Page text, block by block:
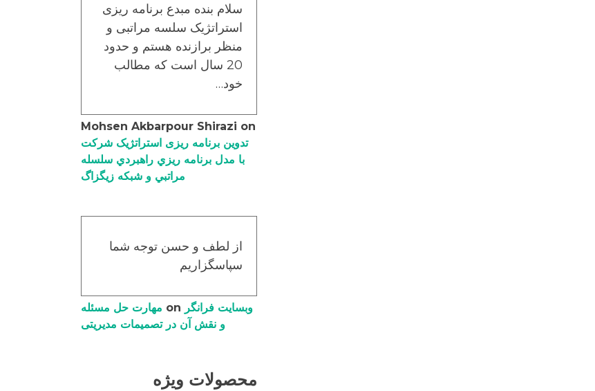
سلام بنده مبدع برنامه ریزی
استراتژیک سلسه مراتبی و
منظر برازنده هستم و حدود
20 سال است که مطالب
خود…
Mohsen Akbarpour Shirazi on
تدوین برنامه ریزی استراتژیک شرکت
با مدل برنامه ریزي راهبردي سلسله
مراتبي و شبکه زیگزاگ
از لطف و حسن توجه شما
سپاسگزاریم
وبسایت فرانگر
مهارت حل مسئله
و نقش آن در تصمیمات مدیریتی
محصولات ویژه